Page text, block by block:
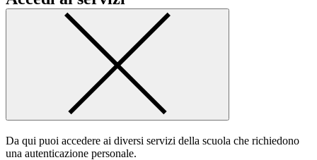
Da qui puoi accedere ai diversi servizi della scuola che richiedono
una autenticazione personale.